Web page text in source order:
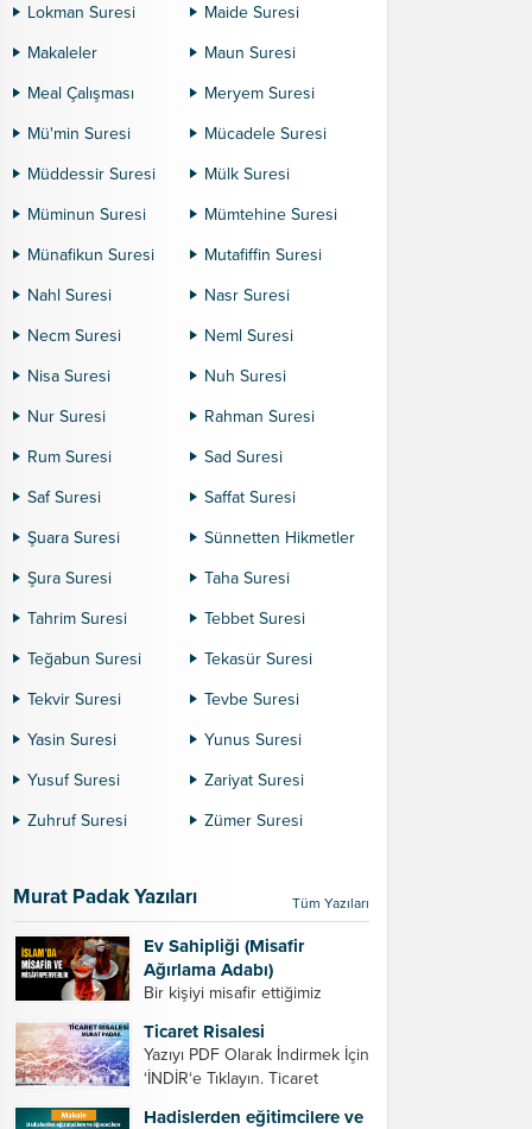
Lokman Suresi
Maide Suresi
Makaleler
Maun Suresi
Meal Çalışması
Meryem Suresi
Mü'min Suresi
Mücadele Suresi
Müddessir Suresi
Mülk Suresi
Müminun Suresi
Mümtehine Suresi
Münafikun Suresi
Mutafiffin Suresi
Nahl Suresi
Nasr Suresi
Necm Suresi
Neml Suresi
Nisa Suresi
Nuh Suresi
Nur Suresi
Rahman Suresi
Rum Suresi
Sad Suresi
Saf Suresi
Saffat Suresi
Şuara Suresi
Sünnetten Hikmetler
Şura Suresi
Taha Suresi
Tahrim Suresi
Tebbet Suresi
Teğabun Suresi
Tekasür Suresi
Tekvir Suresi
Tevbe Suresi
Yasin Suresi
Yunus Suresi
Yusuf Suresi
Zariyat Suresi
Zuhruf Suresi
Zümer Suresi
Murat Padak Yazıları Tüm Yazıları
Ev Sahipliği (Misafir
Ağırlama Adabı)
Bir kişiyi misafir ettiğimiz
gereken bazı hususlar. 1.
Davet edeceğiniz kişiyi son
ana bırakmayın. Durumuna
göre bir gün önce, bir hafta
Ticaret Risalesi
Yazıyı PDF Olarak İndirmek İçin
‘İNDİR‘e Tıklayın. Ticaret
Hadislerden eğitimcilere ve